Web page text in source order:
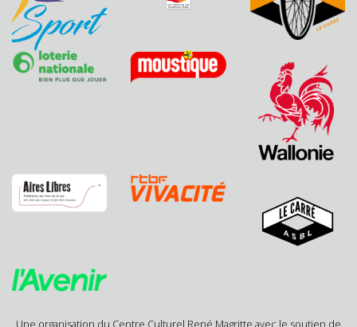
Une organisation du Centre Culturel René Magritte avec le soutien de